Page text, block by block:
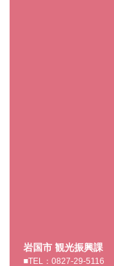
岩国市 観光振興課
■TEL：0827-29-5116